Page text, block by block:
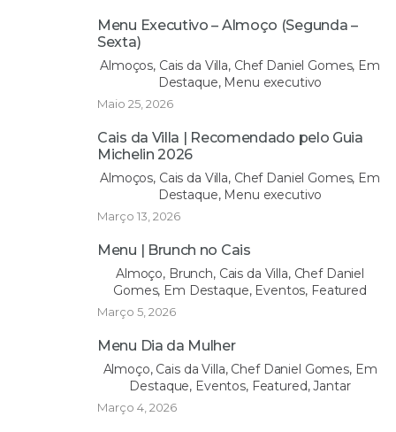
Menu Executivo – Almoço (Segunda –
Sexta)
Almoços, Cais da Villa, Chef Daniel Gomes, Em
Destaque, Menu executivo
Maio 25, 2026
Cais da Villa | Recomendado pelo Guia
Michelin 2026
Almoços, Cais da Villa, Chef Daniel Gomes, Em
Destaque, Menu executivo
Março 13, 2026
Menu | Brunch no Cais
Almoço, Brunch, Cais da Villa, Chef Daniel
Gomes, Em Destaque, Eventos, Featured
Março 5, 2026
Menu Dia da Mulher
Almoço, Cais da Villa, Chef Daniel Gomes, Em
Destaque, Eventos, Featured, Jantar
Março 4, 2026